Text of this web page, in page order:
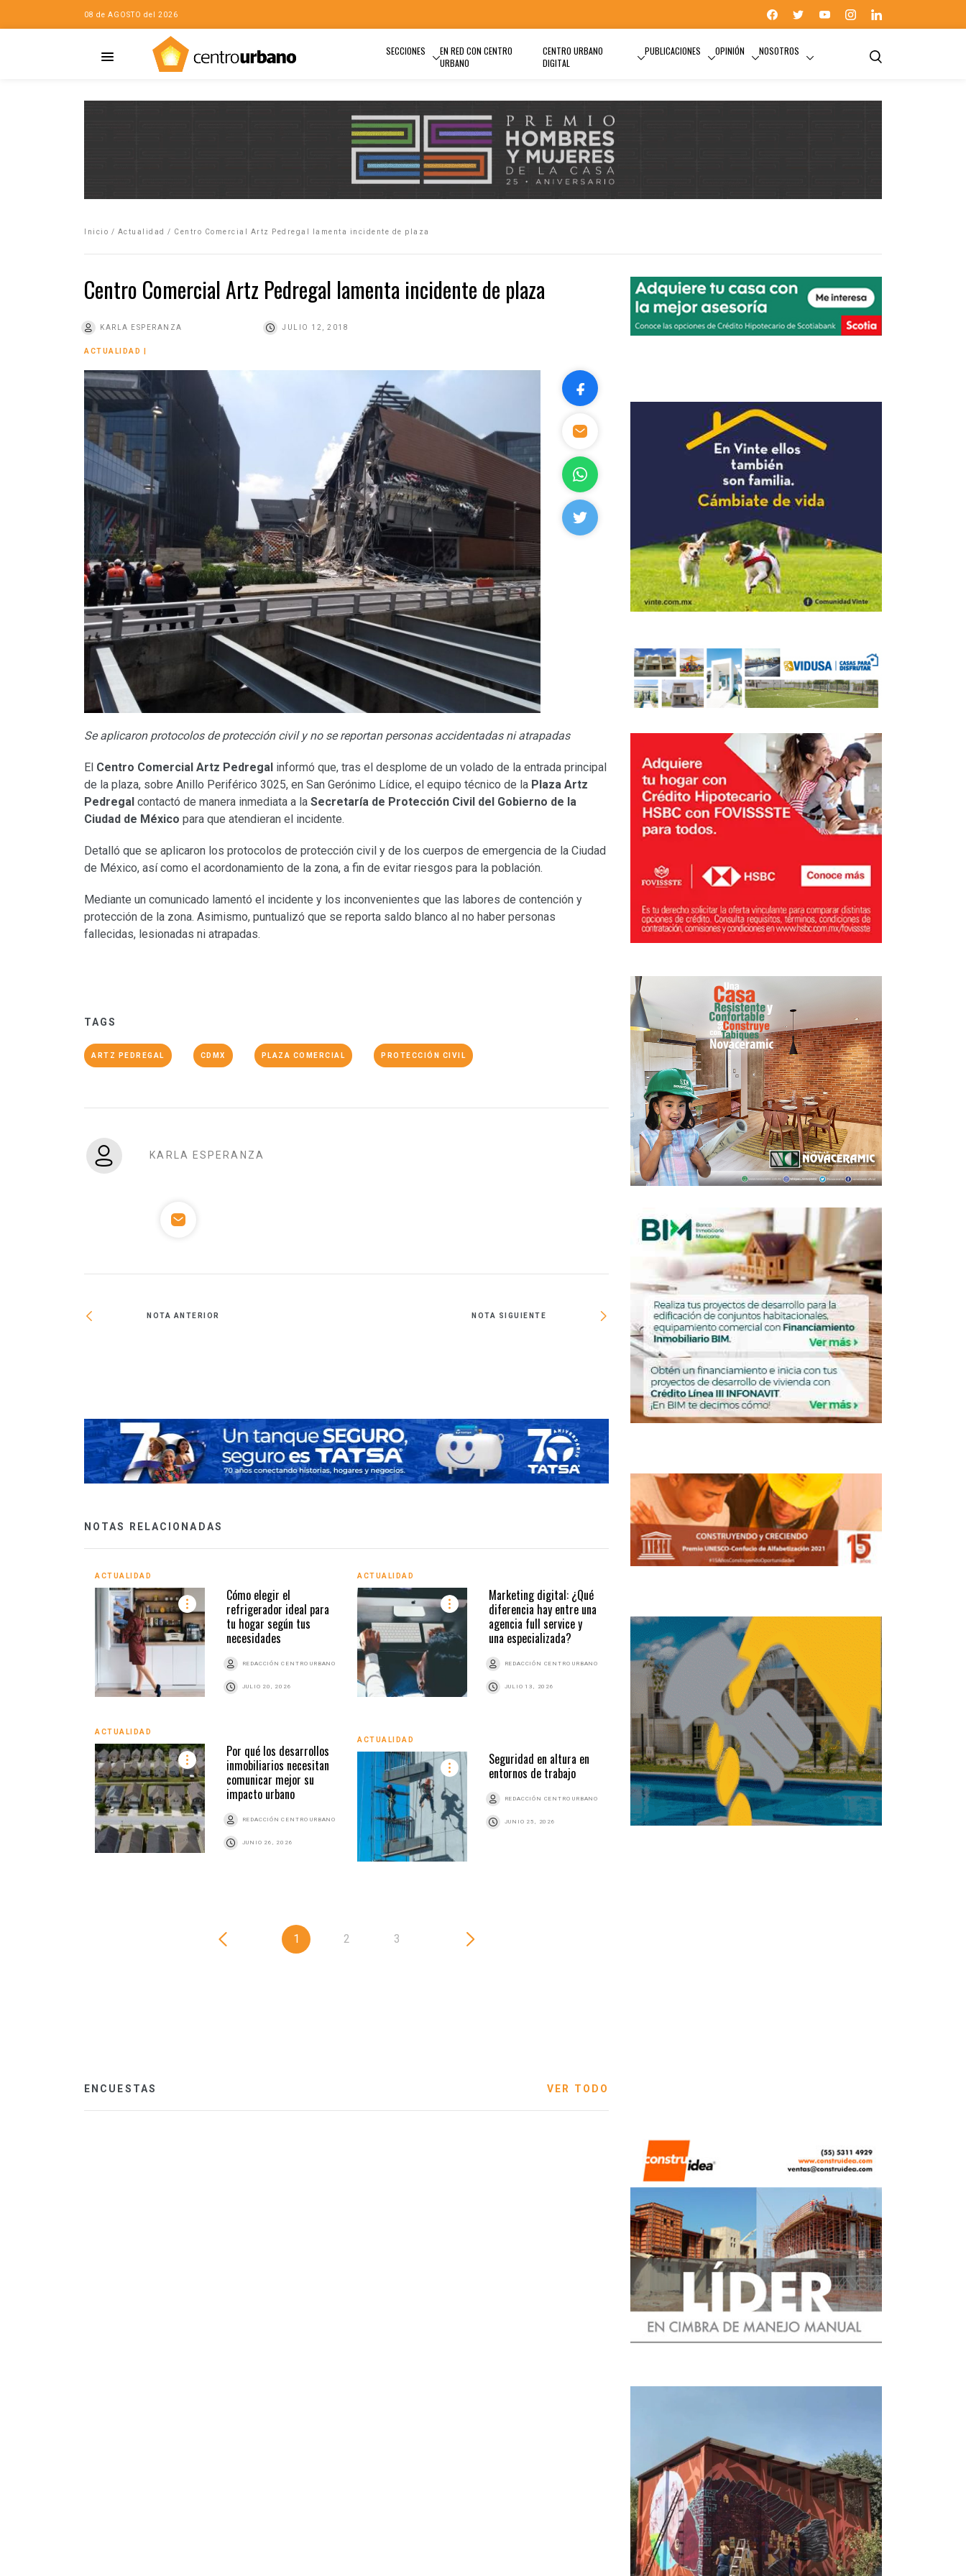
08 de AGOSTO del 2026
SECCIONES
EN RED CON CENTRO
URBANO
CENTRO URBANO
DIGITAL
PUBLICACIONES OPINIÓN NOSOTROS
Inicio / Actualidad / Centro Comercial Artz Pedregal lamenta incidente de plaza
Centro Comercial Artz Pedregal lamenta incidente de plaza
KARLA ESPERANZA JULIO 12, 2018
ACTUALIDAD
Se aplicaron protocolos de protección civil y no se reportan personas accidentadas ni atrapadas
El Centro Comercial Artz Pedregal informó que, tras el desplome de un volado de la entrada principal
de la plaza, sobre Anillo Periférico 3025, en San Gerónimo Lídice, el equipo técnico de la Plaza Artz
Pedregal contactó de manera inmediata a la Secretaría de Protección Civil del Gobierno de la
Ciudad de México para que atendieran el incidente.
Detalló que se aplicaron los protocolos de protección civil y de los cuerpos de emergencia de la Ciudad
de México, así como el acordonamiento de la zona, a fin de evitar riesgos para la población.
Mediante un comunicado lamentó el incidente y los inconvenientes que las labores de contención y
protección de la zona. Asimismo, puntualizó que se reporta saldo blanco al no haber personas
fallecidas, lesionadas ni atrapadas.
TAGS
ARTZ PEDREGAL CDMX PLAZA COMERCIAL PROTECCIÓN CIVIL
KARLA ESPERANZA
NOTA ANTERIOR NOTA SIGUIENTE
Principales plazas públicas en Rusia
NOTAS RELACIONADAS
ACTUALIDAD
Cómo elegir el
refrigerador ideal para
tu hogar según tus
necesidades
REDACCIÓN CENTRO URBANO
JULIO 20, 2026
ACTUALIDAD
Marketing digital: ¿Qué
diferencia hay entre una
agencia full service y
una especializada?
REDACCIÓN CENTRO URBANO
JULIO 13, 2026
ACTUALIDAD
Por qué los desarrollos
inmobiliarios necesitan
comunicar mejor su
impacto urbano
REDACCIÓN CENTRO URBANO
JUNIO 26, 2026
ACTUALIDAD
Seguridad en altura en
entornos de trabajo
REDACCIÓN CENTRO URBANO
JUNIO 25, 2026
mejorar su actividad
REDACCIÓN CENTRO URBANO
JUNIO 23, 2026
ACTUALIDAD
¿Cuál es el mejor
implante dental? Guía
2026
REDACCIÓN CENTRO URBANO
1 2 3
ENCUESTAS VER TODO